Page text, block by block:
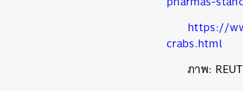
https://
crabs.html
ภาพ: